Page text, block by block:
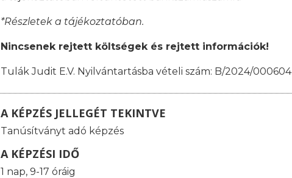
*Részletek a tájékoztatóban.
Nincsenek rejtett költségek és rejtett információk!
Tulák Judit E.V. Nyilvántartásba vételi szám: B/2024/000604
A KÉPZÉS JELLEGÉT TEKINTVE
Tanúsítványt adó képzés
A KÉPZÉSI IDŐ
1 nap, 9-17 óráig